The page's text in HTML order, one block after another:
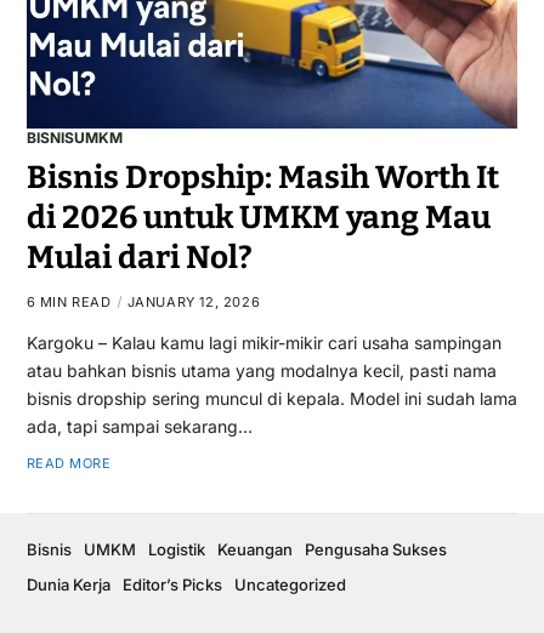
BISNISUMKM
Bisnis Dropship: Masih Worth It
di 2026 untuk UMKM yang Mau
Mulai dari Nol?
6 MIN READ JANUARY 12, 2026
Kargoku – Kalau kamu lagi mikir-mikir cari usaha sampingan
atau bahkan bisnis utama yang modalnya kecil, pasti nama
bisnis dropship sering muncul di kepala. Model ini sudah lama
ada, tapi sampai sekarang…
READ MORE
Bisnis UMKM Logistik Keuangan
Pengusaha Sukses
Dunia Kerja
Editor’s Picks Uncategorized